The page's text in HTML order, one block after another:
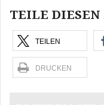
TEILE
TEILEN
DRUCKEN